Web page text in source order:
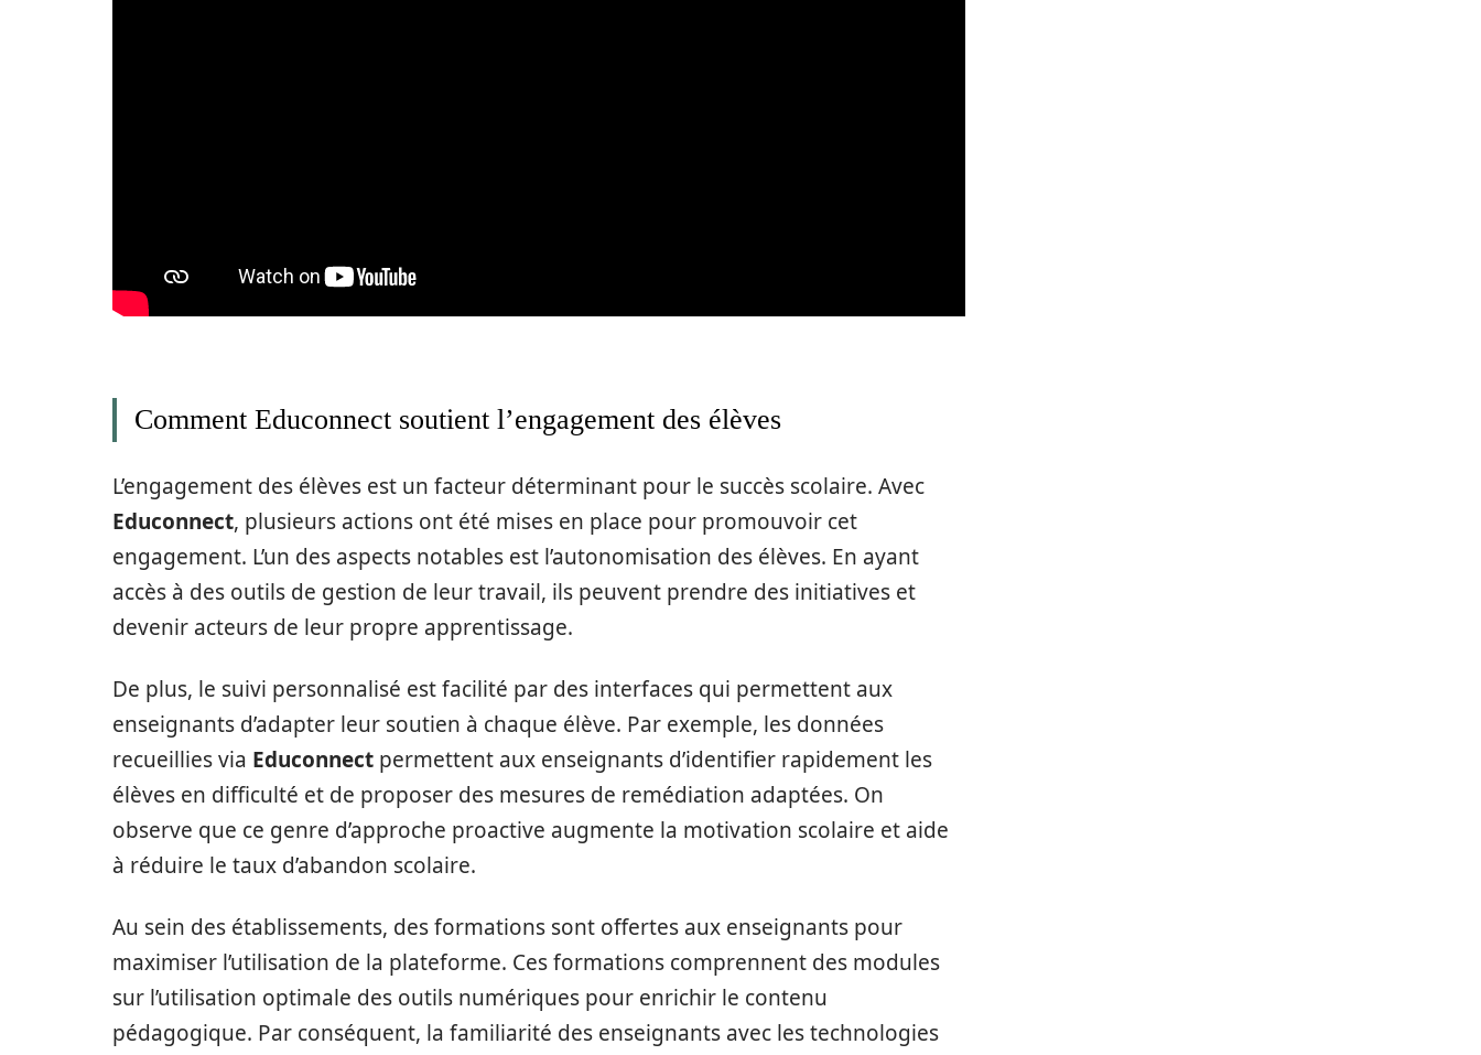
Comment Educonnect soutient l’engagement des élèves
L’engagement des élèves est un facteur déterminant pour le succès scolaire. Avec
Educonnect, plusieurs actions ont été mises en place pour promouvoir cet
engagement. L’un des aspects notables est l’autonomisation des élèves. En ayant
accès à des outils de gestion de leur travail, ils peuvent prendre des initiatives et
devenir acteurs de leur propre apprentissage.
De plus, le suivi personnalisé est facilité par des interfaces qui permettent aux
enseignants d’adapter leur soutien à chaque élève. Par exemple, les données
recueillies via Educonnect permettent aux enseignants d’identifier rapidement les
élèves en difficulté et de proposer des mesures de remédiation adaptées. On
observe que ce genre d’approche proactive augmente la motivation scolaire et aide
à réduire le taux d’abandon scolaire.
Au sein des établissements, des formations sont offertes aux enseignants pour
maximiser l’utilisation de la plateforme. Ces formations comprennent des modules
sur l’utilisation optimale des outils numériques pour enrichir le contenu
pédagogique. Par conséquent, la familiarité des enseignants avec les technologies